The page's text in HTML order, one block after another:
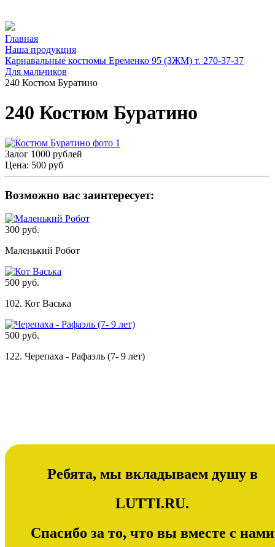
Главная
Наша продукция
Карнавальные костюмы Еременко 95 (ЗЖМ) т. 270-37-37
Для мальчиков
240 Костюм Буратино
240 Костюм Буратино
Залог 1000 рублей
Цена: 500 руб
Возможно вас заинтересует:
300 руб.
Маленький Робот
500 руб.
102. Кот Васька
500 руб.
122. Черепаха - Рафаэль (7- 9 лет)
Ребята, мы вкладываем душу в
LUTTI.RU.
Спасибо за то, что вы вместе с нами